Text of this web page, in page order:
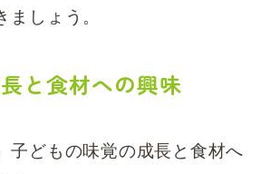
ましょう。
と食材への興味
子どもの味覚の成長と食材へ